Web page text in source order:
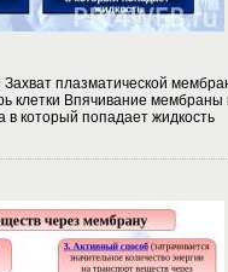
плазматической
клетки Впячивание мембраны
в который попадает жидкость